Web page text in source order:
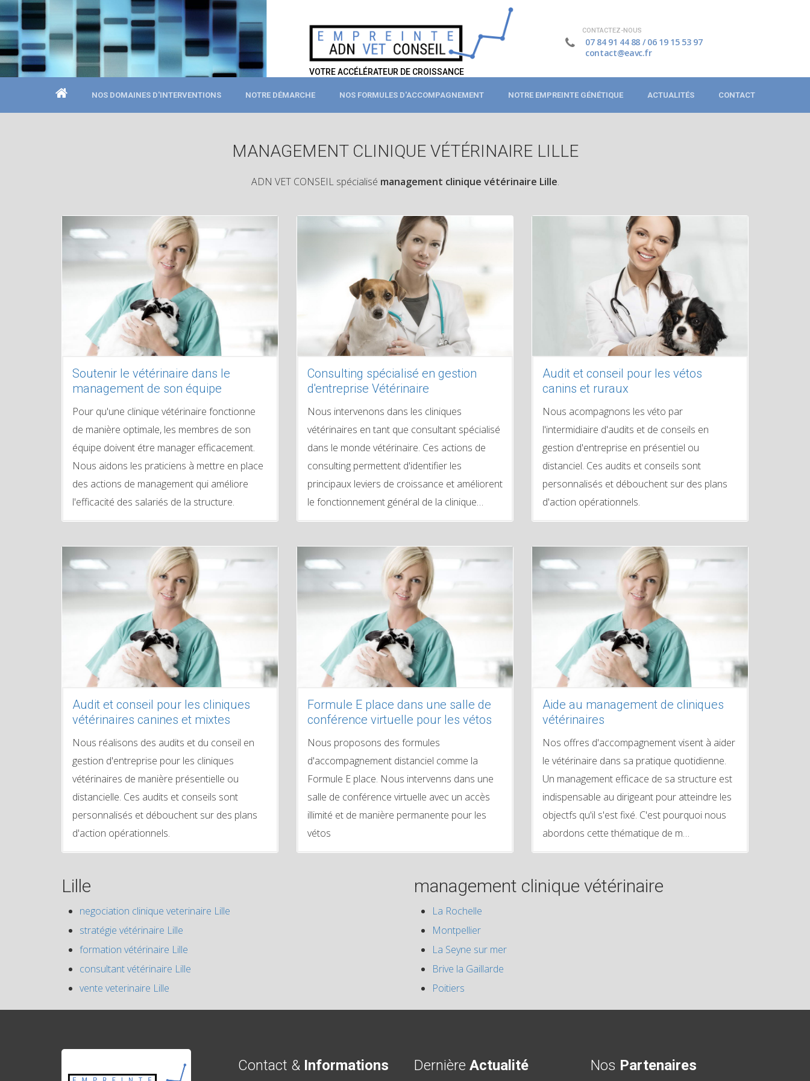
VOTRE ACCÉLÉRATEUR DE CROISSANCE
CONTACTEZ-NOUS
07 84 91 44 88 /06 19 15 53 97
contact@eavc.fr
NOS DOMAINES D'INTERVENTIONS NOTRE DÉMARCHE NOS FORMULES D'ACCOMPAGNEMENT NOTRE EMPREINTE GÉNÉTIQUE ACTUALITÉS CONTACT
MANAGEMENT CLINIQUE VÉTÉRINAIRE LILLE
ADN VET CONSEIL spécialisé management clinique vétérinaire Lille.
Soutenir le vétérinaire dans le
management de son équipe
Pour qu'une clinique vétérinaire fonctionne
de manière optimale, les membres de son
équipe doivent étre manager efficacement.
Nous aidons les praticiens à mettre en place
des actions de management qui améliore
l'efficacité des salariés de la structure.
Consulting spécialisé en gestion
d'entreprise Vétérinaire
Nous intervenons dans les cliniques
vétérinaires en tant que consultant spécialisé
dans le monde vétérinaire. Ces actions de
consulting permettent d'identifier les
principaux leviers de croissance et améliorent
le fonctionnement général de la clinique…
Audit et conseil pour les vétos
canins et ruraux
Nous acompagnons les véto par
l'intermidiaire d'audits et de conseils en
gestion d'entreprise en présentiel ou
distanciel. Ces audits et conseils sont
personnalisés et débouchent sur des plans
d'action opérationnels.
Audit et conseil pour les cliniques
vétérinaires canines et mixtes
Nous réalisons des audits et du conseil en
gestion d'entreprise pour les cliniques
vétérinaires de manière présentielle ou
distancielle. Ces audits et conseils sont
personnalisés et débouchent sur des plans
d'action opérationnels.
Formule E place dans une salle de
conférence virtuelle pour les vétos
Nous proposons des formules
d'accompagnement distanciel comme la
Formule E place. Nous intervenns dans une
salle de conférence virtuelle avec un accès
illimité et de manière permanente pour les
vétos
Aide au management de cliniques
vétérinaires
Nos offres d'accompagnement visent à aider
le vétérinaire dans sa pratique quotidienne.
Un management efficace de sa structure est
indispensable au dirigeant pour atteindre les
objectfs qu'il s'est fixé. C'est pourquoi nous
abordons cette thématique de m…
Lille
negociation clinique veterinaire Lille
stratégie vétérinaire Lille
formation vétérinaire Lille
consultant vétérinaire Lille
vente veterinaire Lille
management clinique vétérinaire
La Rochelle
Montpellier
La Seyne sur mer
Brive la Gaillarde
Poitiers
Contact & Informations Dernière Actualité Nos Partenaires